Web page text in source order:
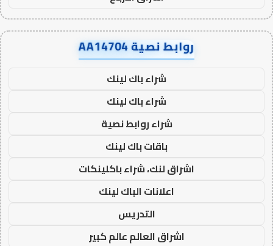
روابط نصية AA14704
شراء باك لينك
شراء باك لينك
شراء روابط نصية
باقات باك لينك
اشراق لنك، شراء باكلينكات
اعلانات الباك لينك
التدريس
اشراق العالم عالم كبير